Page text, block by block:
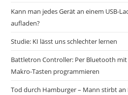
Kann man jedes Gerät an einem USB-
aufladen?
Studie: KI lässt uns schlechter lernen
Battletron Controller: Per Bluetooth
Makro-Tasten programmieren
Tod durch Hamburger – Mann stirbt an